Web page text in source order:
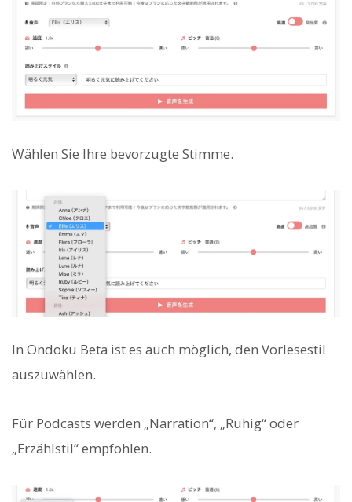
Wählen Sie Ihre bevorzugte Stimme.
In Ondoku Beta ist es auch möglich, den Vorlesestil
auszuwählen.
Für Podcasts werden „Narration“, „Ruhig“ oder
„Erzählstil“ empfohlen.